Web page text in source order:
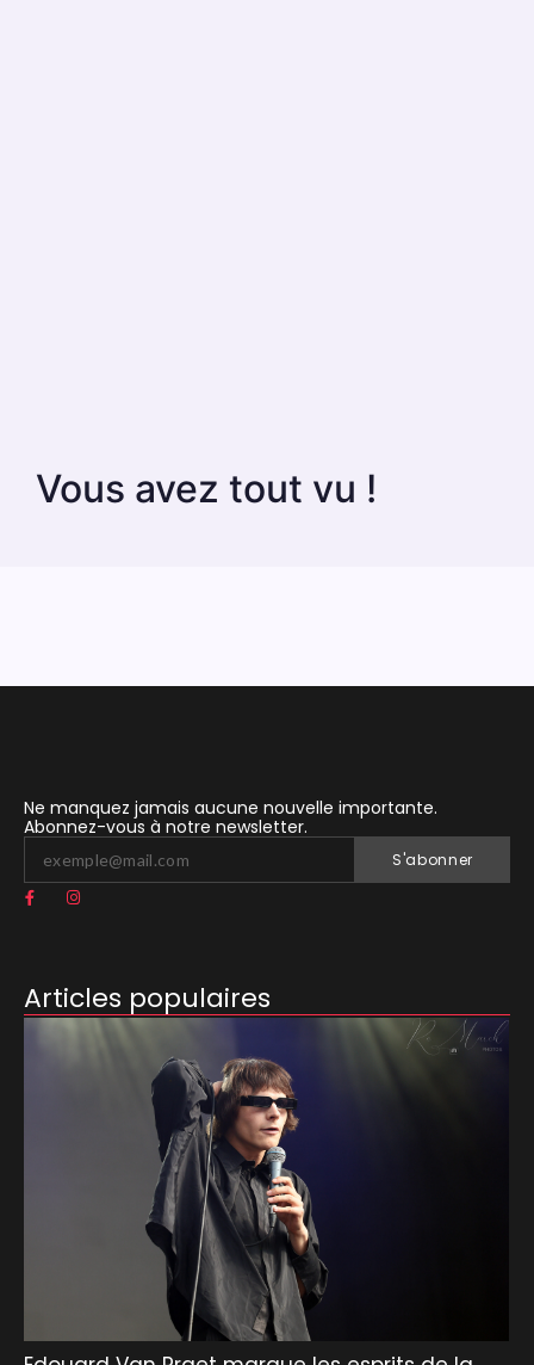
Vous avez tout vu !
Ne manquez jamais aucune nouvelle importante.
Abonnez-vous à notre newsletter.
S'abonner
Articles populaires